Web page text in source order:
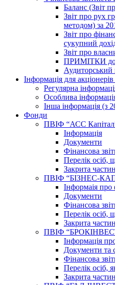
Баланс (Звіт
Звіт про рух
методом) за
Звіт про
сукупний
Звіт про
ПРИМІТКИ до
Аудиторський
Інформація для
Регулярна
Особлива
Інша інформація (з
Фонди
ПВІФ “АСС
Інформація
Документи
Фінансова
Перелік осіб,
Закрита
ПВІФ “БІЗНЕС-
Інформаія
Документи
Фінансова
Перелік осіб,
Закрита
ПВІФ
Інформація
Документи та
Фінансова
Перелік осіб,
Закрита